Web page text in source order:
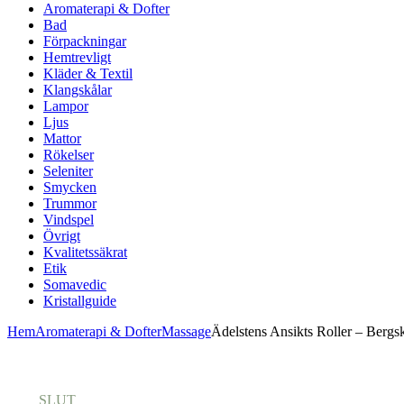
Aromaterapi & Dofter
Bad
Förpackningar
Hemtrevligt
Kläder & Textil
Klangskålar
Lampor
Ljus
Mattor
Rökelser
Seleniter
Smycken
Trummor
Vindspel
Övrigt
Kvalitetssäkrat
Etik
Somavedic
Kristallguide
HemAromaterapi & DofterMassageÄdelstens Ansikts Roller –
SLUT